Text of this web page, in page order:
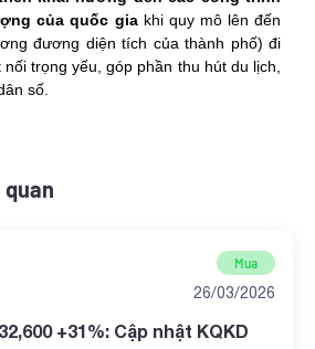
của quốc giakhi quy mô lên đến
đương diện tích của thành phố) đi
trọng yếu, góp phần thu hút du lịch,
số.
quan
Mua
26/03/2026
+31%: Cập nhật KQKD